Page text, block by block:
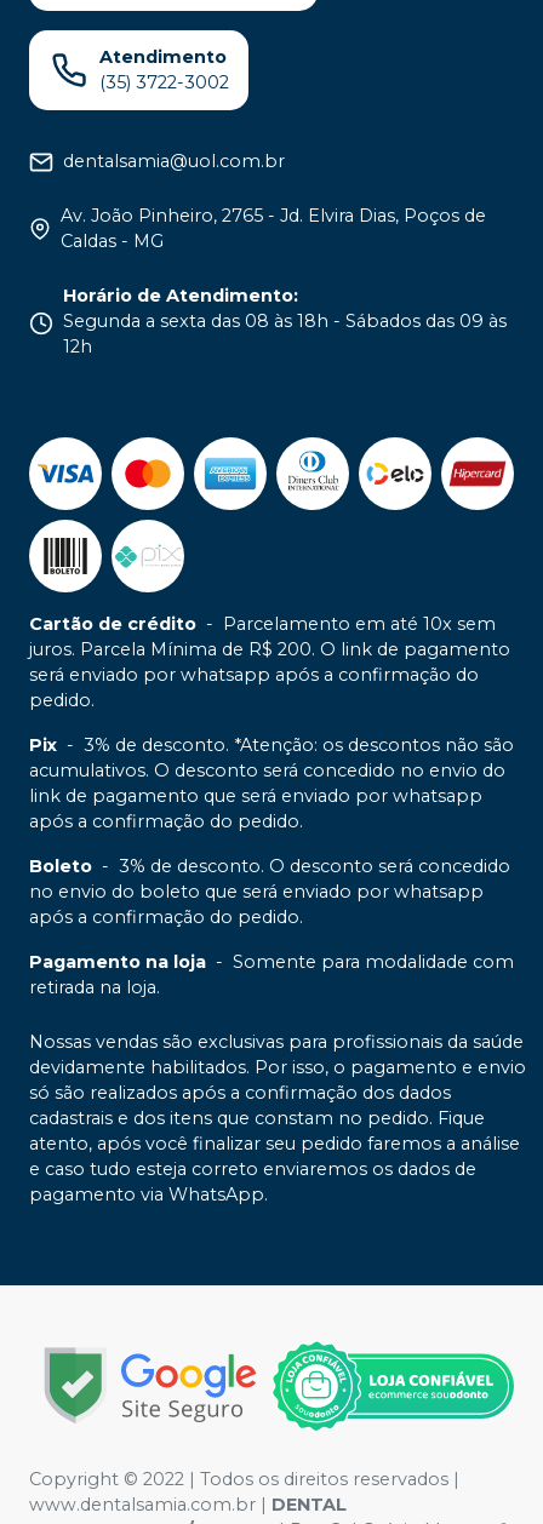
Atendimento
(35) 3722-3002
dentalsamia@uol.com.br
Av. João Pinheiro, 2765 - Jd. Elvira Dias, Poços de
Caldas - MG
Horário de Atendimento:
Segunda a sexta das 08 às 18h - Sábados das 09 às
12h
Cartão de crédito -
Parcelamento em até 10x sem
juros. Parcela Mínima de R$ 200. O link de pagamento
será enviado por whatsapp após a confirmação do
pedido.
Pix - 3% de desconto. *Atenção: os descontos não são
acumulativos. O desconto será concedido no envio do
link de pagamento que será enviado por whatsapp
após a confirmação do pedido.
Boleto - 3% de desconto. O desconto será concedido
no envio do boleto que será enviado por whatsapp
após a confirmação do pedido.
Pagamento na loja - Somente para modalidade com
retirada na loja.
Nossas vendas são exclusivas para profissionais da saúde
devidamente habilitados. Por isso, o pagamento e envio
só são realizados após a confirmação dos dados
cadastrais e dos itens que constam no pedido. Fique
atento, após você finalizar seu pedido faremos a análise
e caso tudo esteja correto enviaremos os dados de
pagamento via WhatsApp.
Copyright © 2022 | Todos os direitos reservados |
www.dentalsamia.com.br | DENTAL